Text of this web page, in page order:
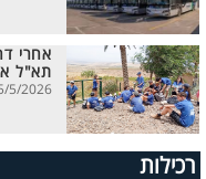
אחרי
תא"ל
25/5/2026 דני
רכילות